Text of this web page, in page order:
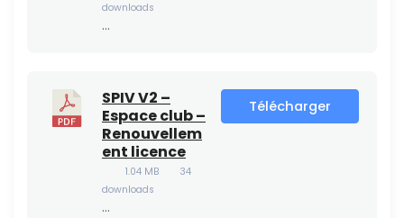
downloads
…
SPIV V2 –
Espace club –
Renouvellem
ent licence
1.04 MB
34
downloads
…
Télécharger